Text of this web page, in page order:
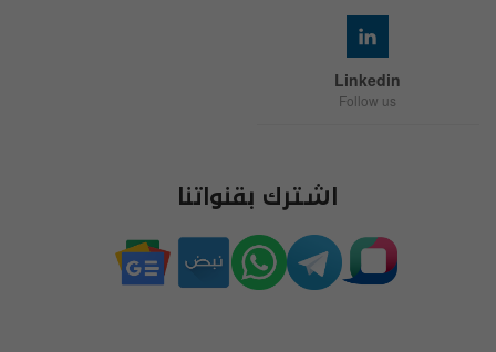
Linkedin
Follow us
اشترك بقنواتنا